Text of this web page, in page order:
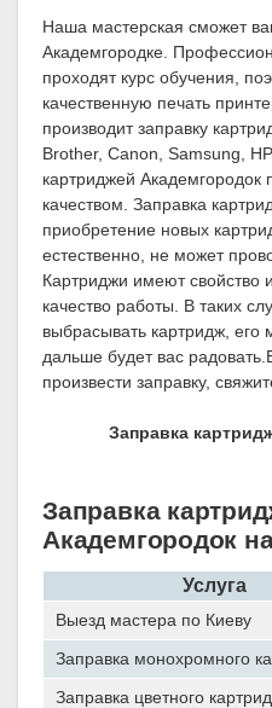
Наша мастерская сможет
Академгородке.
проходят курс обучения,
качественную печать
производит заправку
Brother, Canon, Samsung,
картриджей
качеством. Заправка
приобретение новых
естественно, не может
Картриджи имеют свойство
качество работы. В таких
выбрасывать картридж, его
дальше будет вас
произвести заправку,
Заправка
Заправка
Академгородок
Услуга
Выезд мастера по Киеву
Заправка монохромного
Заправка цветного